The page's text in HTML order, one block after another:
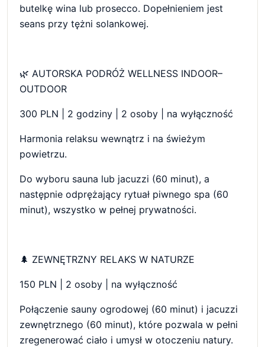
butelkę wina lub prosecco. Dopełnieniem jest
seans przy tężni solankowej.
🌿 AUTORSKA PODRÓŻ WELLNESS INDOOR–
OUTDOOR
300 PLN | 2 godziny | 2 osoby | na wyłączność
Harmonia relaksu wewnątrz i na świeżym
powietrzu.
Do wyboru sauna lub jacuzzi (60 minut), a
następnie odprężający rytuał piwnego spa (60
minut), wszystko w pełnej prywatności.
🌲 ZEWNĘTRZNY RELAKS W NATURZE
150 PLN | 2 osoby | na wyłączność
Połączenie sauny ogrodowej (60 minut) i jacuzzi
zewnętrznego (60 minut), które pozwala w pełni
zregenerować ciało i umysł w otoczeniu natury.